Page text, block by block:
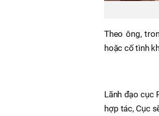
Theo ông,
hoặc cố tình
Lãnh đạo cục
hợp tác, Cục